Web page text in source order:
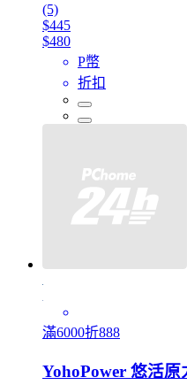
(5)
$445
$480
P幣
折扣
滿6000折888
YohoPower 悠活